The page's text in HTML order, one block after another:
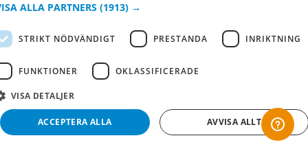
ALLA PARTNERS (1913) →
STRIKT NÖDVÄNDIGT PRESTANDA INRIKTNING
FUNKTIONER OKLASSIFICERADE
VISA DETALJER
ACCEPTERA ALLA AVVISA ALLT